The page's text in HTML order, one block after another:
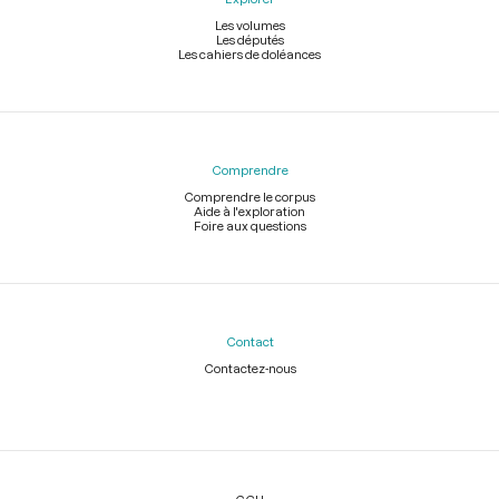
Les volumes
Les députés
Les cahiers de doléances
Comprendre
Comprendre le corpus
Aide à l'exploration
Foire aux questions
Contact
Contactez-nous
Légal